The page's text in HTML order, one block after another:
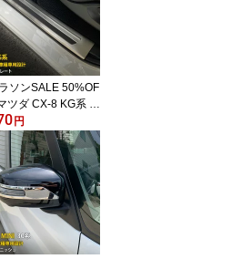
上げ カスタム パ
アクセサリー ドレ
ップ 外装 1P 6350
ラソンSALE 50%OF
ツダ CX-8 KG系 2
11月〜 サイド ス
ガード 内側 スカ
レート キッキング
ト ガーニッシュ
防止 滑り止め付き
ステンレス製 ヘ
ン仕上げ カスタム
アクセサリー ド
ップ 内装 4P 6331
円